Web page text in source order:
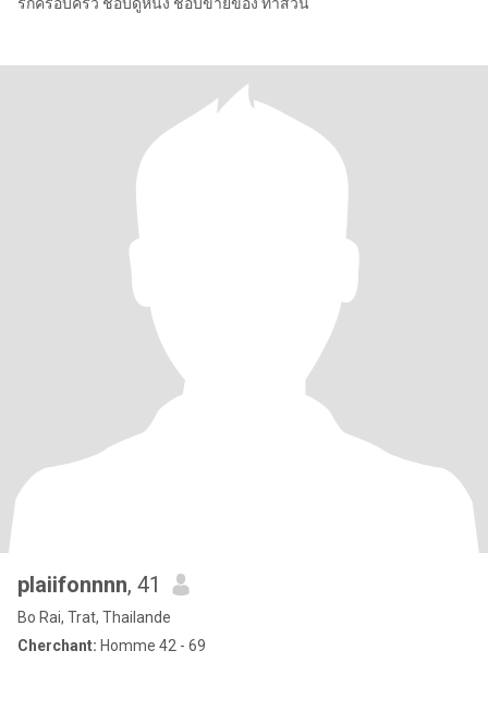
plaiifonnnn, 41
Bo Rai, Trat, Thailande
Cherchant: Homme 42 - 69